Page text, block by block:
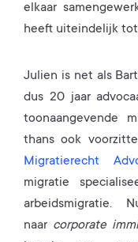
elkaar
heeft uiteindelijk
Julien is net als
dus 20 jaar
toonaangevende
thans ook
Migratierecht
migratie
naar corporate